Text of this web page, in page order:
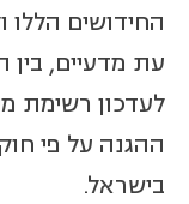
החידושים
עת מדעיים,
לעדכון רשימת
ההגנה על פי
בישראל.